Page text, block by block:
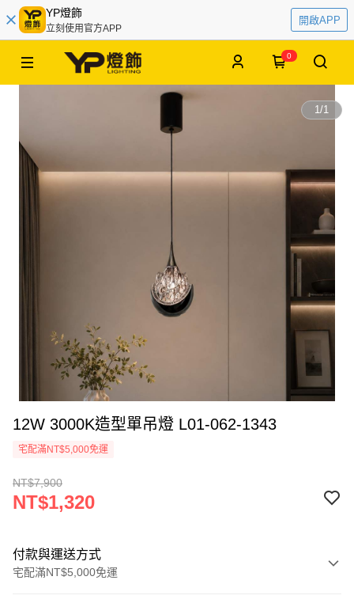
YP燈飾
立刻使用官方APP
開啟APP
0
1/1
12W 3000K造型單吊燈 L01-062-1343
宅配滿NT$5,000免運
NT$7,900
NT$1,320
付款與運送方式
宅配滿NT$5,000免運